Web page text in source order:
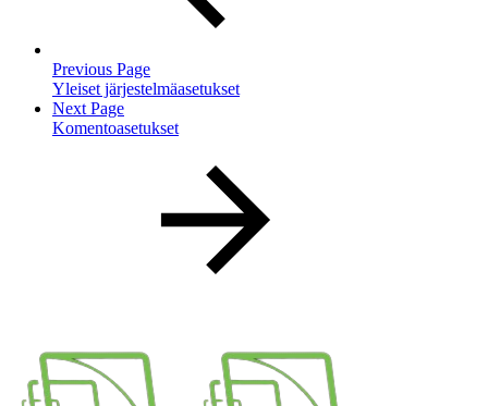
Previous Page
Yleiset järjestelmäasetukset
Next Page
Komentoasetukset